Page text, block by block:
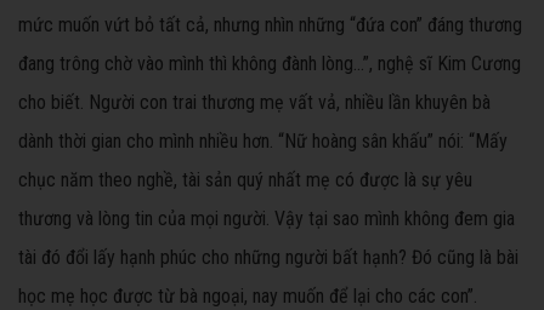
mức muốn vứt bỏ tất cả, nhưng nhìn những “đứa con” đáng thương
đang trông chờ vào mình thì không đành lòng…”, nghệ sĩ Kim Cương
cho biết. Người con trai thương mẹ vất vả, nhiều lần khuyên bà
dành thời gian cho mình nhiều hơn. “Nữ hoàng sân khấu” nói: “Mấy
chục năm theo nghề, tài sản quý nhất mẹ có được là sự yêu
thương và lòng tin của mọi người. Vậy tại sao mình không đem gia
tài đó đổi lấy hạnh phúc cho những người bất hạnh? Đó cũng là bài
học mẹ học được từ bà ngoại, nay muốn để lại cho các con”.